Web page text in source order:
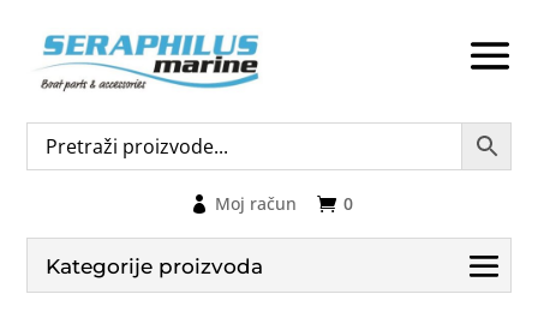
0
Moj račun
Kategorije proizvoda